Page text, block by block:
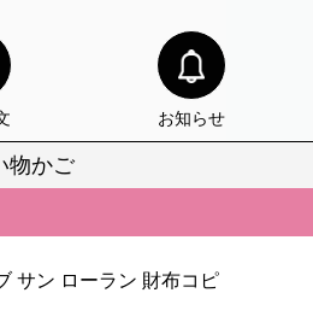
お知らせ
物かご
サン ローラン 財布コピ